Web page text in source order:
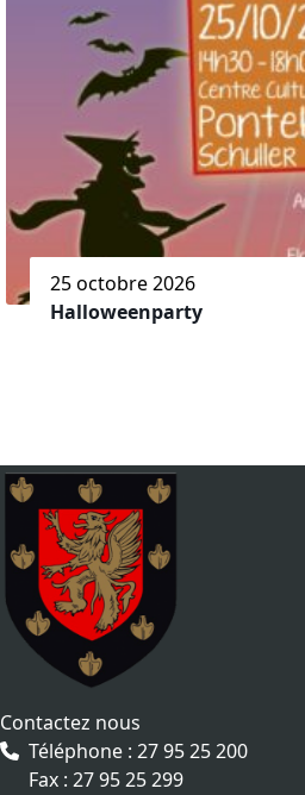
25 octobre 2026
Halloweenparty
Contactez nous
Téléphone : 27 95 25 200
Fax : 27 95 25 299